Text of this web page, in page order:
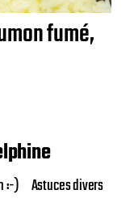
fumé,
:-) Astuces divers